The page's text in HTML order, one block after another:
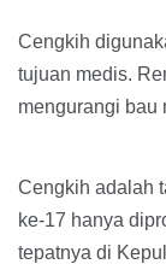
Cengkih
tujuan medis.
mengurangi bau
Cengkih adalah
ke-17 hanya
tepatnya di